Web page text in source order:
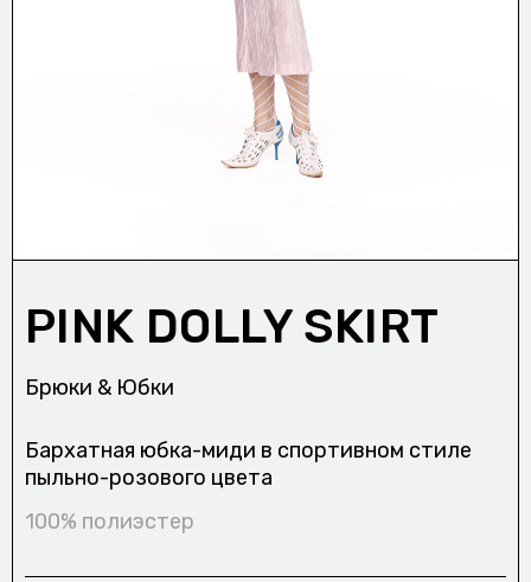
PINK DOLLY SKIRT
Брюки & Юбки
Бархатная юбка-миди в спортивном стиле
пыльно-розового цвета
100% полиэстер